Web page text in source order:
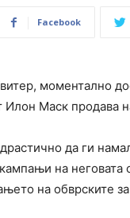
Facebook
моментално
Илон Маск продава
да ги
на неговата
на обврските